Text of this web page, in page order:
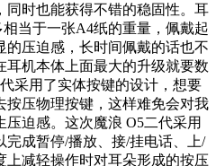
同时也能获得不错的稳固性。耳
当于一张A4纸的重量，佩戴起
压迫感，长时间佩戴的话也不
机本体上面最大的升级就要数
采用了实体按键的设计，想要
按压物理按键，这样难免会对我
迫感。这次魔浪 O5二代采用
完成暂停/播放、接/挂电话、上/
减轻操作时对耳朵形成的按压